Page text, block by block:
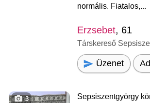
normális. Fiatalos,...
Erzsebet, 61
Társkereső
Üzenet
3
Sepsiszentgyörgy